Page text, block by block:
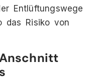
Entlüftungswege
das Risiko von